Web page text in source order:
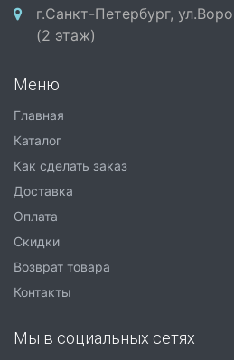
г.Санкт-Петербург,
(2 этаж)
Меню
Главная
Каталог
Как сделать заказ
Доставка
Оплата
Скидки
Возврат товара
Контакты
Мы в социальных сетях